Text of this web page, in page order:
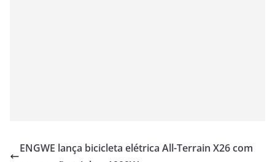
ENGWE lança bicicleta elétrica All-Terrain X26 com